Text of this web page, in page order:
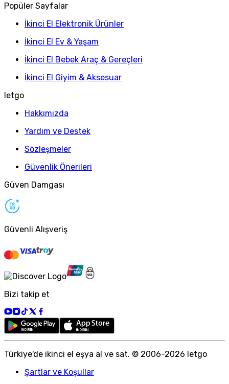
Popüler Sayfalar
İkinci El Elektronik Ürünler
İkinci El Ev & Yaşam
İkinci El Bebek Araç & Gereçleri
İkinci El Giyim & Aksesuar
letgo
Hakkımızda
Yardım ve Destek
Sözleşmeler
Güvenlik Önerileri
Güven Damgası
Güvenli Alışveriş
Bizi takip et
Türkiye'de ikinci el eşya al ve sat. © 2006-2026 letgo
Şartlar ve Koşullar